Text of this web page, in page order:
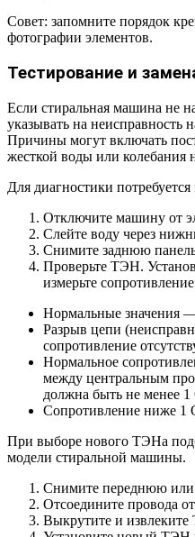
Совет: запомните порядок
фотографии элементов.
Тестирование и
Если стиральная машина не
указывать на неисправность
Причины могут включать
жесткой воды или колебания
Для диагностики потребуется
Отключите машину от
Слейте воду через
Снимите заднюю
Проверьте ТЭН.
измерьте
Нормальные значения
Разрыв цепи
сопротивление
Нормальное
между центральным
должна быть не менее
Сопротивление ниже 1
При выборе нового ТЭНа
модели стиральной машины.
Снимите переднюю
Отсоедините провода от
Выкрутите и